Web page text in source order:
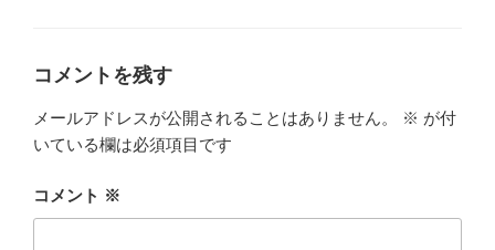
コメントを残す
メールアドレスが公開されることはありません。 ※ が付
いている欄は必須項目です
コメント ※